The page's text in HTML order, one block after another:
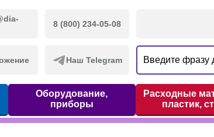
8 (800) 234-05-08
Наш Telegram
Оборудование,
приборы
Расходные
пластик,